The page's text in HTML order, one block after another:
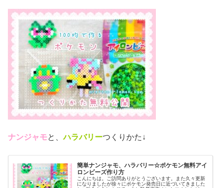
ナンジャモと、ハラバリーつくりかた↓
簡単ナンジャモ、ハラバリー☆ポケモン無料アイ
ロンビーズ作り方
こんにちは。ご訪問ありがとうございます。また久々更新
になりましたが徐々にポケモン発売日に近づいてきました